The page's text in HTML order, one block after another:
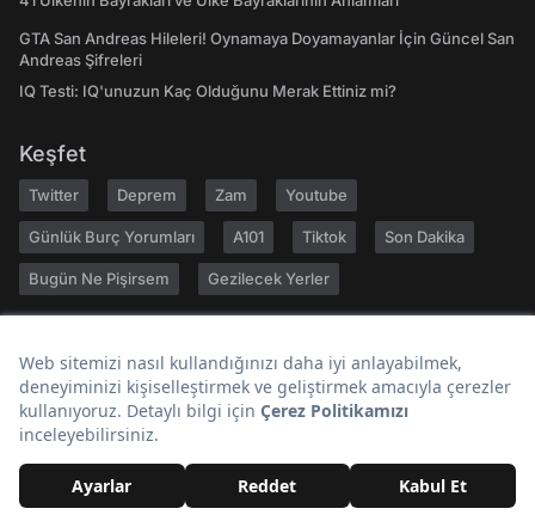
GTA San Andreas Hileleri! Oynamaya Doyamayanlar İçin Güncel San
Andreas Şifreleri
IQ Testi: IQ'unuzun Kaç Olduğunu Merak Ettiniz mi?
Keşfet
Twitter Deprem Zam Youtube
Günlük Burç Yorumları A101 Tiktok Son Dakika
Bugün Ne Pişirsem Gezilecek Yerler
Hakkımızda
Geri Bildirim
Gizlilik Politikası
İletişim
Kariyer
Kullanıcı Sözleşmesi
Yayın İlkeleri
RSS